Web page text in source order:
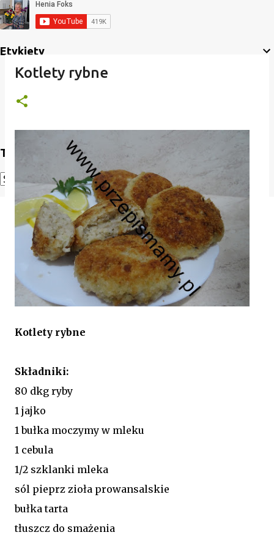
Etykiety
Translate
Powered by Translate
Kotlety rybne
Kotlety rybne
Składniki:
80 dkg ryby
1 jajko
1 bułka moczymy w mleku
1 cebula
1/2 szklanki mleka
sól pieprz zioła prowansalskie
bułka tarta
tłuszcz do smażenia